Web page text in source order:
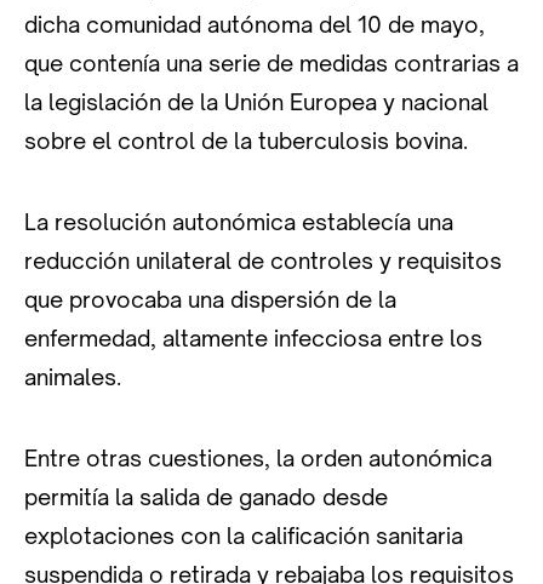
dicha comunidad autónoma del 10 de mayo,
que contenía una serie de medidas contrarias a
la legislación de la Unión Europea y nacional
sobre el control de la tuberculosis bovina.
La resolución autonómica establecía una
reducción unilateral de controles y requisitos
que provocaba una dispersión de la
enfermedad, altamente infecciosa entre los
animales.
Entre otras cuestiones, la orden autonómica
permitía la salida de ganado desde
explotaciones con la calificación sanitaria
suspendida o retirada y rebajaba los requisitos